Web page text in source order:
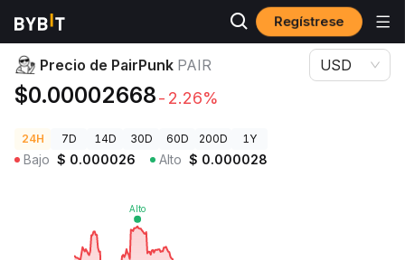
Regístrese
Precios de Criptomonedas Precio de PairPunk PAIR
Precio de PairPunk PAIR
$0.00002668-2.26%
USD
24H 7D 14D 30D 60D 200D 1Y
Bajo $ 0.000026 Alto $ 0.000028